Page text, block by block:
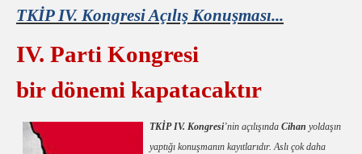
TKİP IV. Kongresi Açılış Konuşması...
IV. Parti Kongresi
bir dönemi kapatacaktır
TKİP IV. Kongresi’nin açılışında Cihan yoldaşın
yaptığı konuşmanın kayıtlarıdır. Aslı çok daha